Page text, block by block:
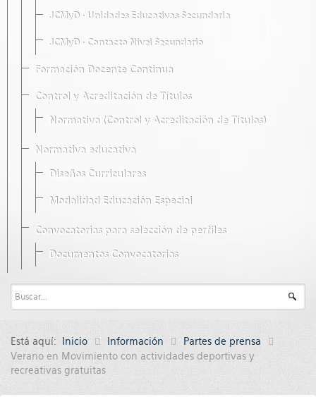
JCMyD · Unidades Educativas Secundaria
JCMyD · Contacto Nivel Secundario
Formación Docente Continua
Control y Acreditación de Títulos
Normativa (Control y Acreditación de Títulos)
Normativa educativa
Diseños Curriculares
Modalidad Educación Especial
Convocatorias para selección de perfiles
Documentos Convocatorias
Está aquí: Inicio Información
Partes de prensa
Verano en Movimiento con actividades deportivas y
recreativas gratuitas